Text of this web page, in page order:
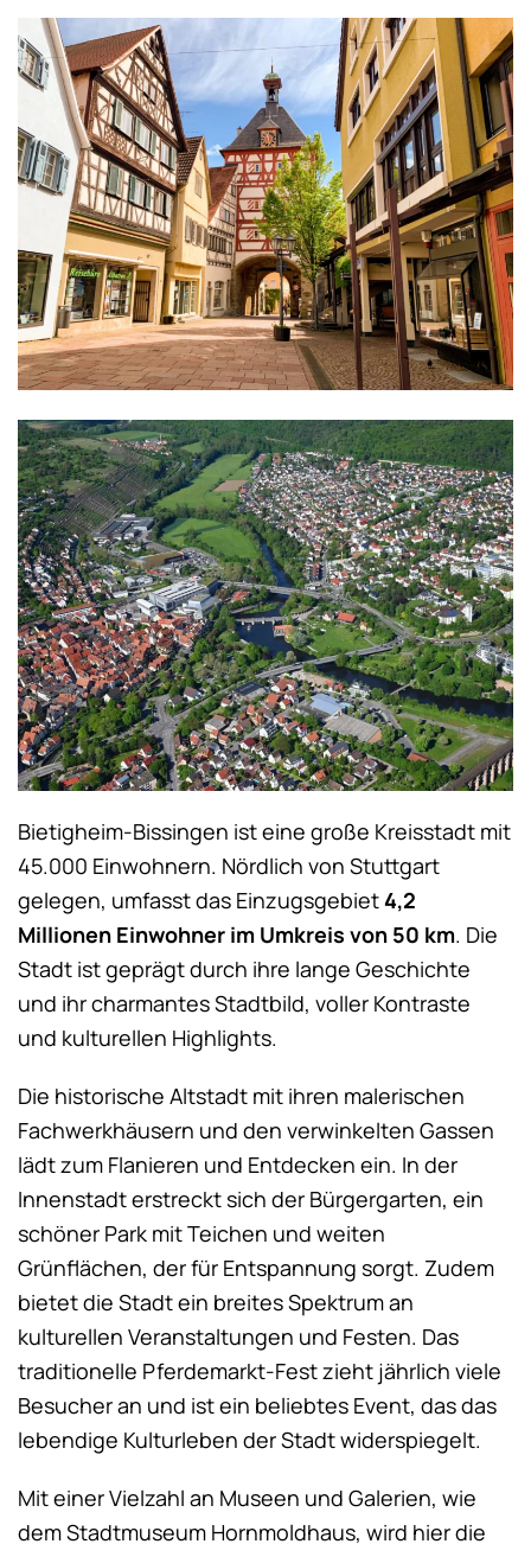
Bietigheim-Bissingen ist eine große Kreisstadt mit
45.000 Einwohnern. Nördlich von Stuttgart
gelegen, umfasst das Einzugsgebiet4,2
Millionen Einwohner im Umkreis von 50 km. Die
Stadt ist geprägt durch ihre lange Geschichte
und ihr charmantes Stadtbild, voller Kontraste
und kulturellen Highlights.
Die historische Altstadt mit ihren malerischen
Fachwerkhäusern und den verwinkelten Gassen
lädt zum Flanieren und Entdecken ein. In der
Innenstadt erstreckt sich der Bürgergarten, ein
schöner Park mit Teichen und weiten
Grünflächen, der für Entspannung sorgt. Zudem
bietet die Stadt ein breites Spektrum an
kulturellen Veranstaltungen und Festen. Das
traditionelle Pferdemarkt-Fest zieht jährlich viele
Besucher an und ist ein beliebtes Event, das das
lebendige Kulturleben der Stadt widerspiegelt.
Mit einer Vielzahl an Museen und Galerien, wie
dem Stadtmuseum Hornmoldhaus, wird hier die